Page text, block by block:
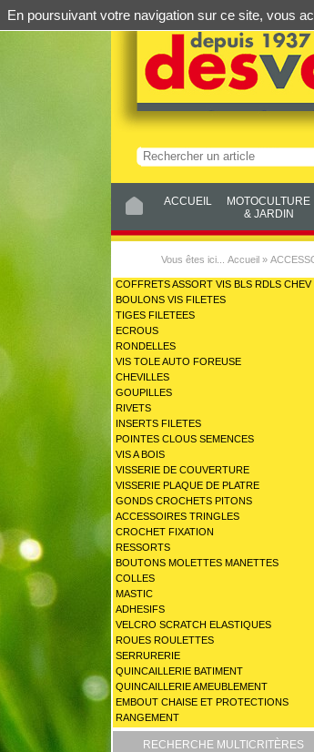
ACCUEIL
MOTOCULTURE
& JARDIN
Vous êtes ici... Accueil »
RECHERCHE MULTICRITÈRES
En poursuivant votre navigation sur ce site, vous
COFFRETS ASSORT VIS BLS RDLS CHEV
BOULONS VIS FILETES
TIGES FILETEES
ECROUS
RONDELLES
VIS TOLE AUTO FOREUSE
CHEVILLES
GOUPILLES
RIVETS
INSERTS FILETES
POINTES CLOUS SEMENCES
VIS A BOIS
VISSERIE DE COUVERTURE
VISSERIE PLAQUE DE PLATRE
GONDS CROCHETS PITONS
ACCESSOIRES TRINGLES
CROCHET FIXATION
RESSORTS
BOUTONS MOLETTES MANETTES
COLLES
MASTIC
ADHESIFS
VELCRO SCRATCH ELASTIQUES
ROUES ROULETTES
SERRURERIE
QUINCAILLERIE BATIMENT
QUINCAILLERIE AMEUBLEMENT
EMBOUT CHAISE ET PROTECTIONS
RANGEMENT